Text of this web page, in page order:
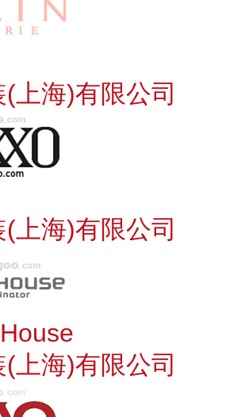
上海)有限公司
上海)有限公司
上海)有限公司